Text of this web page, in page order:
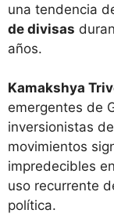
una tendencia
de divisas
años.
Kamakshya
emergentes de
inversionistas
movimientos
impredecibles
uso recurrente
política.